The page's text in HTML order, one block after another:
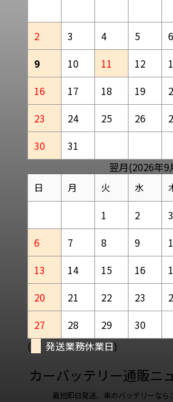
2
3 4 5 6
9
10 11 12
16
17 18 19
23
24 25 26
30
31
翌月(2026年9
日 月 火 水
1 2 3
6
7 8 9
13
14 15 16
20
21 22 23
27
28 29
30
(
発送業務休業日)
カーバッテリー通販ニ
最短即日発送、車のバッテリーなら